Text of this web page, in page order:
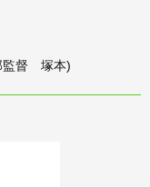
監督 塚本)